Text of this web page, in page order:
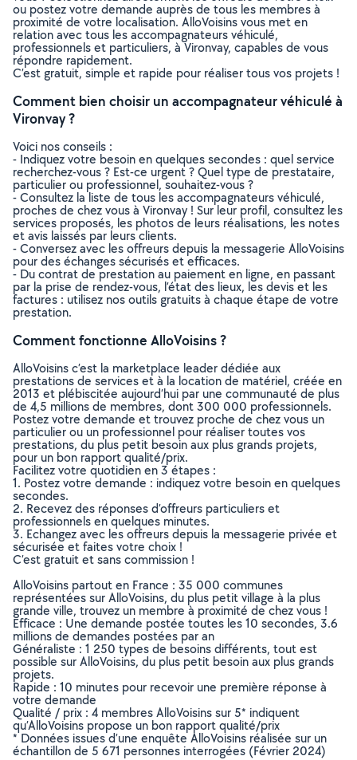
ou postez votre demande auprès de tous les membres à
proximité de votre localisation. AlloVoisins vous met en
relation avec tous les accompagnateurs véhiculé,
professionnels et particuliers, à Vironvay, capables de vous
répondre rapidement.
C’est gratuit, simple et rapide pour réaliser tous vos projets !
Comment bien choisir un accompagnateur véhiculé à
Vironvay ?
Voici nos conseils :
- Indiquez votre besoin en quelques secondes : quel service
recherchez-vous ? Est-ce urgent ? Quel type de prestataire,
particulier ou professionnel, souhaitez-vous ?
- Consultez la liste de tous les accompagnateurs véhiculé,
proches de chez vous à Vironvay ! Sur leur profil, consultez les
services proposés, les photos de leurs réalisations, les notes
et avis laissés par leurs clients.
- Conversez avec les offreurs depuis la messagerie AlloVoisins
pour des échanges sécurisés et efficaces.
- Du contrat de prestation au paiement en ligne, en passant
par la prise de rendez-vous, l’état des lieux, les devis et les
factures : utilisez nos outils gratuits à chaque étape de votre
prestation.
Comment fonctionne AlloVoisins ?
AlloVoisins c’est la marketplace leader dédiée aux
prestations de services et à la location de matériel, créée en
2013 et plébiscitée aujourd’hui par une communauté de plus
de 4,5 millions de membres, dont 300 000 professionnels.
Postez votre demande et trouvez proche de chez vous un
particulier ou un professionnel pour réaliser toutes vos
prestations, du plus petit besoin aux plus grands projets,
pour un bon rapport qualité/prix.
Facilitez votre quotidien en 3 étapes :
1. Postez votre demande : indiquez votre besoin en quelques
secondes.
2. Recevez des réponses d’offreurs particuliers et
professionnels en quelques minutes.
3. Echangez avec les offreurs depuis la messagerie privée et
sécurisée et faites votre choix !
C’est gratuit et sans commission !
AlloVoisins partout en France : 35 000 communes
représentées sur AlloVoisins, du plus petit village à la plus
grande ville, trouvez un membre à proximité de chez vous !
Efficace : Une demande postée toutes les 10 secondes, 3.6
millions de demandes postées par an
Généraliste : 1 250 types de besoins différents, tout est
possible sur AlloVoisins, du plus petit besoin aux plus grands
projets.
Rapide : 10 minutes pour recevoir une première réponse à
votre demande
Qualité / prix : 4 membres AlloVoisins sur 5* indiquent
qu’AlloVoisins propose un bon rapport qualité/prix
* Données issues d’une enquête AlloVoisins réalisée sur un
échantillon de 5 671 personnes interrogées (Février 2024)